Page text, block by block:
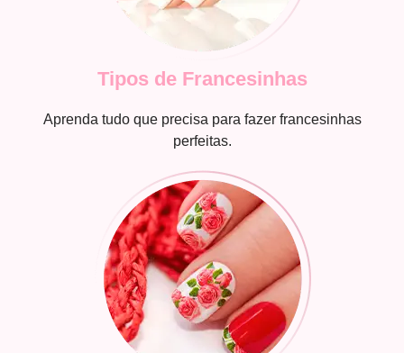
Tipos de Francesinhas
Aprenda tudo que precisa para fazer francesinhas
perfeitas.